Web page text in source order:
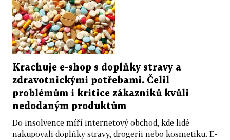
Krachuje e-shop s doplňky stravy a
zdravotnickými potřebami. Čelil
problémům i kritice zákazníků kvůli
nedodaným produktům
Do insolvence míří internetový obchod, kde lidé
nakupovali doplňky stravy, drogerii nebo kosmetiku. E-